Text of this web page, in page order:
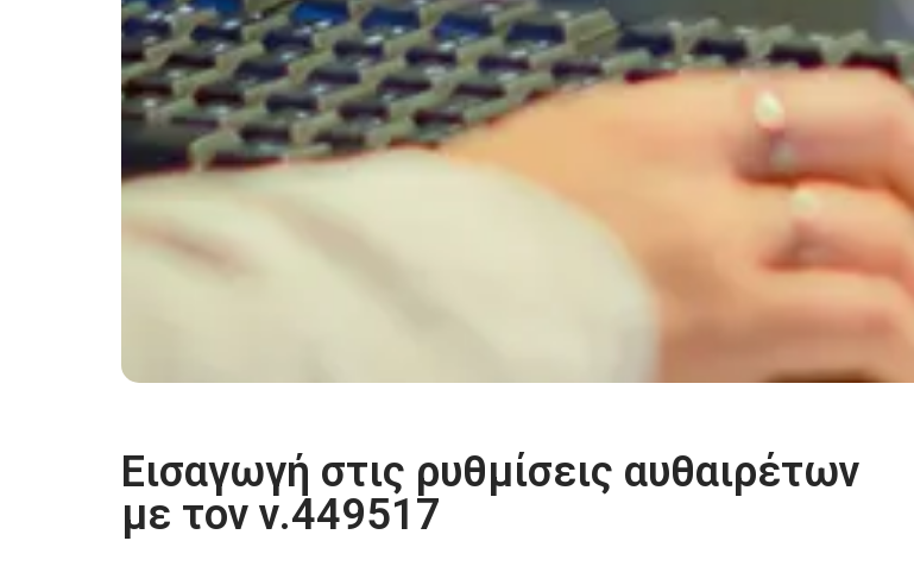
Εισαγωγή στις ρυθμίσεις αυθαιρέτων
με τον ν.449517